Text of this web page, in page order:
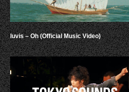
luvis – Oh (Official Music Video)